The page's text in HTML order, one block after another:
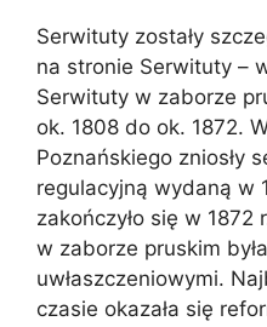
Serwituty zostały
na stronie Serwituty –
Serwituty w zaborze
ok. 1808 do ok. 1872.
Poznańskiego zniosły
regulacyjną wydaną w
zakończyło się w
w zaborze pruskim
uwłaszczeniowymi.
czasie okazała się